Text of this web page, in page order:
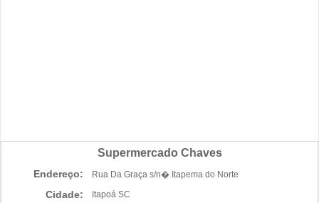
Supermercado Chaves
Endereço: Rua Da Graça s/n� Itapema do Norte
Cidade: Itapoá SC